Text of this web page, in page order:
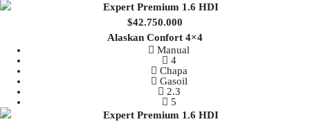
$42.750.000
Alaskan Confort 4×4
Manual
4
Chapa
Gasoil
2.3
5